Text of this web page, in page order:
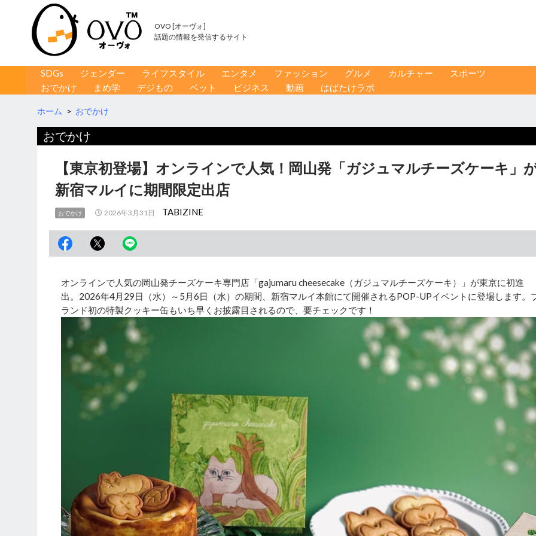
OVO [オーヴォ]
話題の情報を発信するサイト
コンテンツへ移動
SDGs ジェンダー ライフスタイル エンタメ ファッション グルメ カルチャー
スポーツ
おでかけ
まめ学 デジもの ペット ビジネス 動画 はばたけラボ
ホーム > おでかけ
おでかけ
【東京初登場】オンラインで人気！岡山発「ガジュマルチーズケーキ」
新宿マルイに期間限定出店
おでかけ 2026年3月31日 TABIZINE
オンラインで人気の岡山発チーズケーキ専門店「gajumaru cheesecake（ガジュマルチーズケーキ）」が東京に初進
出。2026年4月29日（水）～5月6日（水）の期間、新宿マルイ本館にて開催されるPOP-UPイベントに登場します。
ランド初の特製クッキー缶もいち早くお披露目されるので、要チェックです！